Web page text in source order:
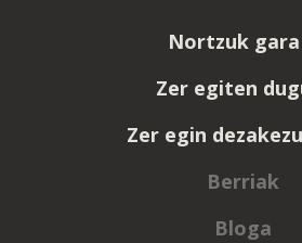
Nortzuk gara
Zer egiten
Zer egin
Berriak
Bloga